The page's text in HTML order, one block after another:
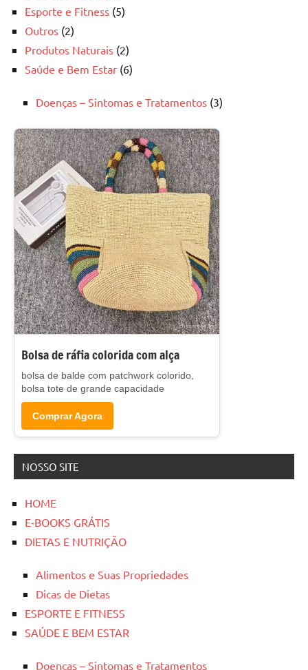
Esporte e Fitness (5)
Outros (2)
Produtos Naturais (2)
Saúde e Bem Estar (6)
Doenças – Sintomas e Tratamentos (3)
Bolsa de ráfia colorida com alça
bolsa de balde com patchwork colorido,
bolsa tote de grande capacidade
Comprar Agora
NOSSO SITE
HOME
E-BOOKS GRÁTIS
DIETAS E NUTRIÇÃO
Alimentos e Suas Propriedades
Dicas de Dietas
ESPORTE E FITNESS
SAÚDE E BEM ESTAR
Doenças – Sintomas e Tratamentos